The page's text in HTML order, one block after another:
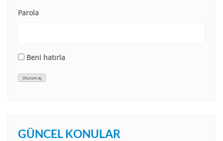
Parola
Beni hatırla
Oturum aç
GÜNCEL KONULAR